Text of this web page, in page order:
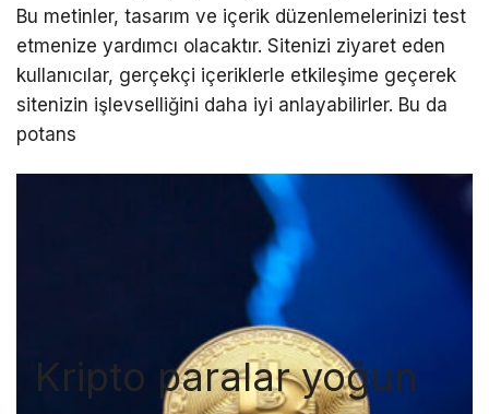
Bu metinler, tasarım ve içerik düzenlemelerinizi test
etmenize yardımcı olacaktır. Sitenizi ziyaret eden
kullanıcılar, gerçekçi içeriklerle etkileşime geçerek
sitenizin işlevselliğini daha iyi anlayabilirler. Bu da
potans
Kripto paralar yoğun